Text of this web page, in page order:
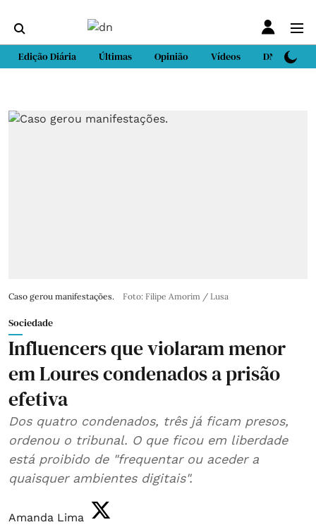
Edição Diária Últimas Opinião Vídeos DN Sport
Caso gerou manifestações. Foto: Filipe Amorim / Lusa
Sociedade
Influencers que violaram menor
em Loures condenados a prisão
efetiva
Dos quatro condenados, três já ficam presos,
ordenou o tribunal. O que ficou em liberdade
está proibido de "frequentar ou aceder a
quaisquer ambientes digitais".
Amanda Lima